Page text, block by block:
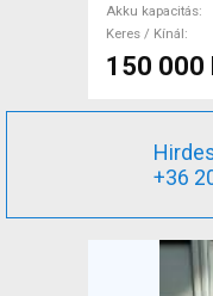
Akku kapacitás
Keres / Kínál
150 000
+36